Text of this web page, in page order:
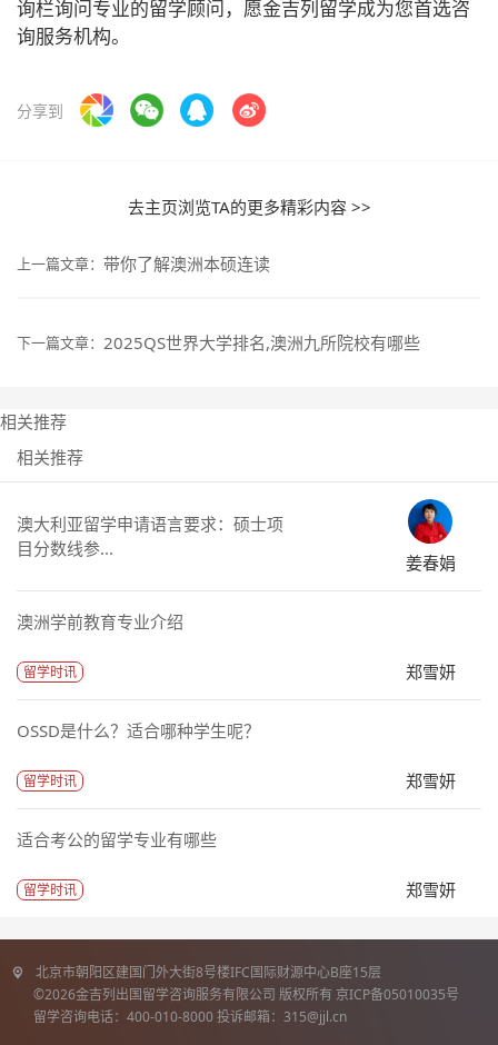
询栏询问专业的留学顾问，愿金吉列留学成为您首选咨
询服务机构。
分享到
去主页浏览TA的更多精彩内容 >>
上一篇文章： 带你了解澳洲本硕连读
下一篇文章： 2025QS世界大学排名,澳洲九所院校有哪些
相关推荐
相关推荐
澳大利亚留学申请语言要求：硕士项
目分数线参...
姜春娟
澳洲学前教育专业介绍
留学时讯 郑雪妍
OSSD是什么？适合哪种学生呢？
留学时讯 郑雪妍
适合考公的留学专业有哪些
留学时讯 郑雪妍
北京市朝阳区建国门外大街8号楼IFC国际财源中心B座15层
©2026金吉列出国留学咨询服务有限公司 版权所有 京ICP备05010035号
留学咨询电话：400-010-8000 投诉邮箱：315@jjl.cn